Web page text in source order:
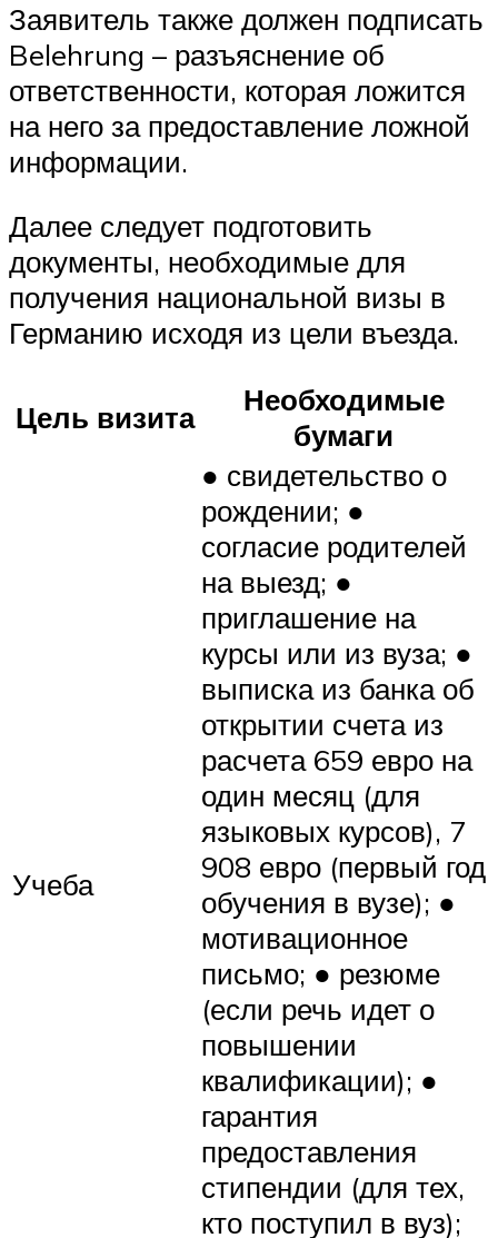
Заявитель также должен подписать
Belehrung – разъяснение об
ответственности, которая ложится
на него за предоставление ложной
информации.
Далее следует подготовить
документы, необходимые для
получения национальной визы в
Германию исходя из цели въезда.
Цель визита
Необходимые
бумаги
Учеба
● свидетельство о
рождении; ●
согласие родителей
на выезд; ●
приглашение на
курсы или из вуза; ●
выписка из банка об
открытии счета из
расчета 659 евро на
один месяц (для
языковых курсов), 7
908 евро (первый год
обучения в вузе); ●
мотивационное
письмо; ● резюме
(если речь идет о
повышении
квалификации); ●
гарантия
предоставления
стипендии (для тех,
кто поступил в вуз);